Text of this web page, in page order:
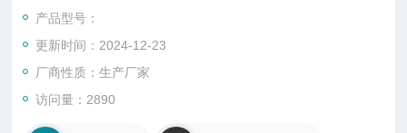
制热的效率更高。
产品型号：
更新时间：2024-12-23
厂商性质：生产厂家
访问量：2890